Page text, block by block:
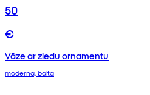
50
€
Vāze ar ziedu ornamentu
moderna, balta